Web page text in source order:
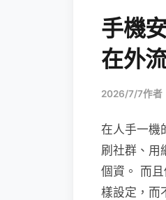
手機
在外
2026/7/7作者
在人手一機
刷社群、用
個資。 而
樣設定，而